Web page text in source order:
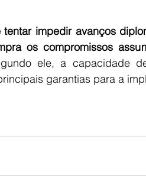
tentar impedir avanços
os compromissos
ele, a capacidade
garantias para a